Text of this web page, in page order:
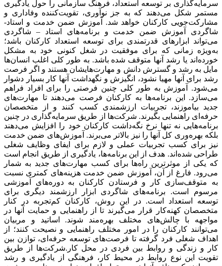
سرمایه‌‌‌گذاری بر توسعه استعداد، فرهنگ سازمانی را حول یادگیری
مستمر شکل می‌‌‌دهند که به جز نوآوری، تقویت‌‌‌کننده وفاداری و
مشارکت‌‌‌جویی کارکنان خواهد شد. آموزش ضمن خدمت و استاد-
شاگردی آموزش ضمن خدمت و برنامه‌‌‌های استاد – شاگردی
می‌‌‌تواند ابزارهای قدرتمندی برای توسعه استعداد کارکنان باشد؛
به‌‌‌ویژه زمانی که برای موفقیت در شغل کنونی خود به مشکل
خورده‌‌‌اند یا رشد آنها متوقف شده باشد. به طور کلی اغلب انسان‌‌‌ها
مایل به رشد و گسترش دانش و مهارت‌‌‌هایشان هستند و اگر فرصت
رشد برای آنها مهیا نشود، انگیزش و نگهداشت آنها کار بسیار دشوار
می‌شود. آموزش به طور کلی چنین فرصتی را برای افراد فراهم
می‌‌‌سازد. این برنامه‌‌‌ها به کارکنان فرصت می‌‌‌دهند تا مهارت‌‌‌های
جدید بیاموزند، تجربیات ارزشمندی کسب کنند و از متخصصان
حرفه‌‌‌ای راهنمایی بگیرند. شرکت‌ها از طریق سرمایه‌‌‌گذاری در چنین
برنامه‌‌‌هایی نه تنها نرخ نگه‌داشت کارکنان خود را افزایش می‌‌‌دهند
بلکه بهره‌‌‌وری کل آنها را نیز بالاتر می‌‌‌برند. آموزش‌‌‌های ضمن خدمت
نیز برای کسب تجربیات عملی و لازم برای ایفای وظایف شغلی
طراحی شده‌‌‌اند. هدف از این برنامه‌‌‌ها، یادگیری از طریق انجام است
که یکی از موثرترین راه‌‌‌ها برای کسب مهارت‌‌‌های جدید به شمار
می‌‌‌رود. فارغ از آن، آموزش ضمن خدمت هزینه‌‌‌های کمتری نسبت
به متوقف‌‌‌سازی کار و فرستادن کارکنان به دوره‌‌‌های آموزشی
مرسوم است. برنامه‌‌‌های شاگردی ابزار ارزشمند دیگری برای
توسعه استعداد است. در این روش، کارکنان کم‌‌‌تجربه در کنار
متخصصان کهنه‌‌‌کار قرار می‌‌‌گیرند تا از راهنمایی و حمایت آنها در
مواجهه با چالش‌‌‌های مختلف بهره‌‌‌مند شوند. اساتید و مربیان
می‌‌‌توانند کارکنان را در امور مختلف راهنمایی و نصیحت کنند؛ از
اهداف شغلی فرد گرفته تا فرصت‌‌‌های توسعه حرفه‌‌‌ای، توازن بین
کار و زندگی و روابط بین فردی در محل کار.شرکت‌ها از طریق
تقویت این نوع روابط در محیط کار، فرهنگی از یادگیری و رشد